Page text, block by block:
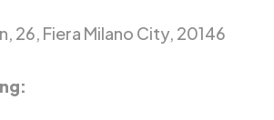
26, Fiera Milano City, 20146